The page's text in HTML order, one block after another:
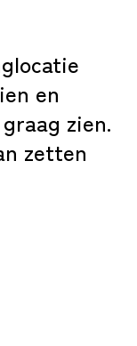
en
zien.
zetten